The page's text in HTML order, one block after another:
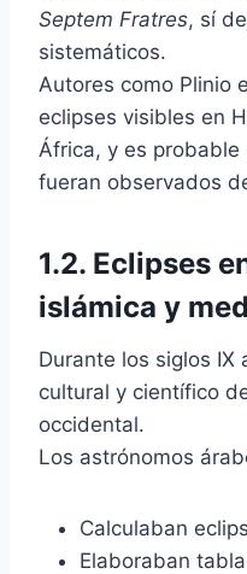
Septem Fratres, sí
sistemáticos.
Autores como Plinio
eclipses visibles en
África, y es
fueran observados
1.2. Eclipses
islámica y
Durante los siglos IX
cultural y científico
occidental.
Los astrónomos
Calculaban
Elaboraban